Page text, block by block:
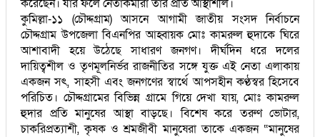
করেছেন। যার ফলে নেতাকর্মীরা তার প্রতি আস্থাশীল।
কুমিল্লা-১১ (চৌদ্দগ্রাম) আসনে আগামী জাতীয় সংসদ নির্বাচনে
চৌদ্দগ্রাম উপজেলা বিএনপির আহ্বায়ক মোঃ কামরুল হুদাকে ঘিরে
আশাবাদী হয়ে উঠেছে সাধারণ জনগণ। দীর্ঘদিন ধরে দলের
দায়িত্বশীল ও তৃণমূলনির্ভর রাজনীতির সঙ্গে যুক্ত এই নেতা এলাকায়
একজন সৎ, সাহসী এবং জনগণের স্বার্থে আপসহীন কণ্ঠস্বর হিসেবে
পরিচিত। চৌদ্দগ্রামের বিভিন্ন গ্রামে গিয়ে দেখা যায়, মোঃ কামরুল
হুদার প্রতি মানুষের আস্থা বাড়ছে। বিশেষ করে তরুণ ভোটার,
চাকরিপ্রত্যাশী, কৃষক ও শ্রমজীবী মানুষেরা তাকে একজন “মানুষের